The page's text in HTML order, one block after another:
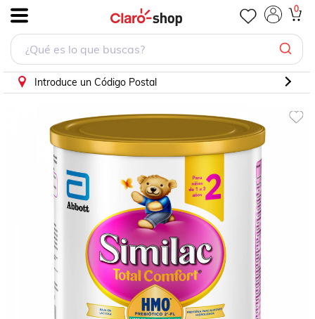
0
Introduce un Código Postal
FORMULA LÁCTEA SIMILAC TOTAL COMFORT ETAPA 2